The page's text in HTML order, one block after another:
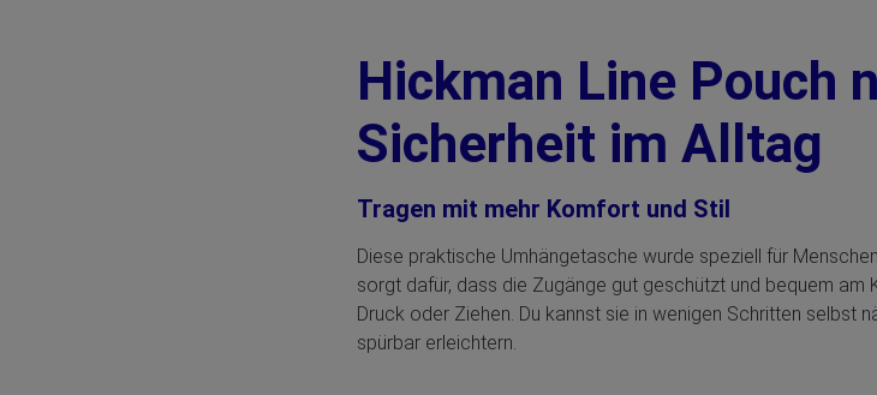
Hickman Line Pouch
Sicherheit im Alltag
Tragen mit mehr Komfort und Stil
Diese praktische Umhängetasche wurde speziell für
sorgt dafür, dass die Zugänge gut geschützt und bequem
Druck oder Ziehen. Du kannst sie in wenigen Schritten selbst
spürbar erleichtern.